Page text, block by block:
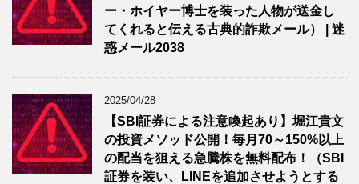
ー・ホイヤー博士を装った人物が送金し
てくれると伝える古典的詐欺メール） | 迷
惑メール2038
2025/04/28
【SBI証券による注意喚起あり】堀江貴文
の投資メソッド公開！毎月70～150%以上
の配当を狙える急騰株を無料配布！（SBI
証券を装い、LINEを追加させようとする